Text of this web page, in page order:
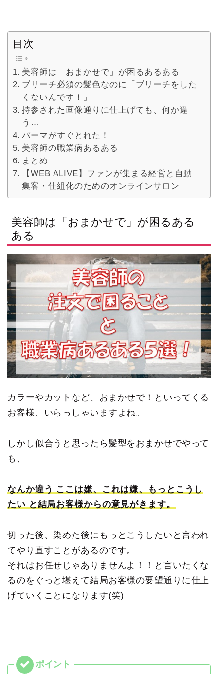
目次
美容師は「おまかせで」が困るあるある
ブリーチ必須の髪色なのに「ブリーチをした
くないんです！」
持参された画像通りに仕上げても、何か違
う…
パーマがすぐとれた！
美容師の職業病あるある
まとめ
【WEB ALIVE】ファンが集まる経営と自動
集客・仕組化のためのオンラインサロン
美容師は「おまかせで」が困るある
ある
カラーやカットなど、おまかせで！といってくる
お客様、いらっしゃいますよね。
しかし似合うと思ったら髪型をおまかせでやって
も、
なんか違う ここは嫌、これは嫌、もっとこうし
たい と結局お客様からの意見がきます。
切った後、染めた後にもっとこうしたいと言われ
てやり直すことがあるのです。
それはお任せじゃありませんよ！！と言いたくな
るのをぐっと堪えて結局お客様の要望通りに仕上
げていくことになります(笑)